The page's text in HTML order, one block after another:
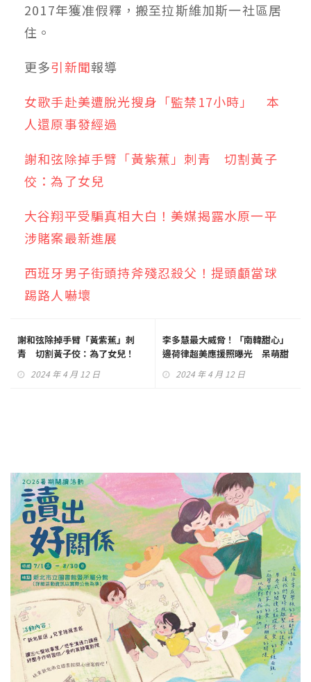
2017年獲准假釋，搬至拉斯維加斯一社區居
住。
更多引新聞報導
女歌手赴美遭脫光搜身「監禁17小時」 本
人還原事發經過
謝和弦除掉手臂「黃紫蕉」刺青 切割黃子
佼：為了女兒
大谷翔平受騙真相大白！美媒揭露水原一平
涉賭案最新進展
西班牙男子街頭持斧殘忍殺父！提頭顱當球
踢路人嚇壞
謝和弦除掉手臂「黃紫蕉」刺
青 切割黃子佼：為了女兒！
2024 年 4 月 12 日
李多慧最大威脅！「南韓甜心」
邊荷律超美應援照曝光 呆萌甜
笑電暈2萬人
2024 年 4 月 12 日